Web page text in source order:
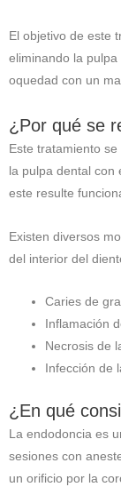
El objetivo de este
eliminando la
oquedad con un
¿Por qué se
Este tratamiento
la pulpa dental con
este resulte
Existen diversos
del interior del
Caries de
Inflamación
Necrosis de
Infección de
¿En qué
La endodoncia es
sesiones con
un orificio por la